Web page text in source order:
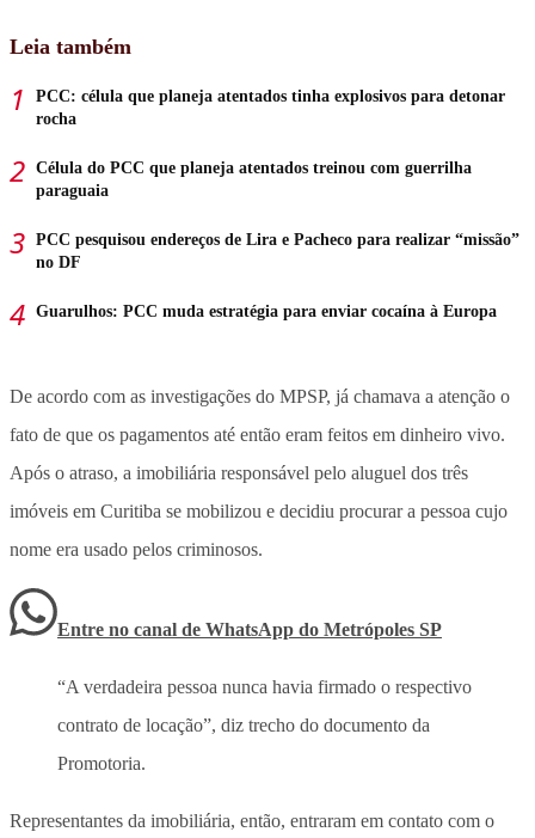
Leia também
PCC: célula que planeja atentados tinha explosivos para detonar
rocha
Célula do PCC que planeja atentados treinou com guerrilha
paraguaia
PCC pesquisou endereços de Lira e Pacheco para realizar “missão”
no DF
Guarulhos: PCC muda estratégia para enviar cocaína à Europa
De acordo com as investigações do MPSP, já chamava a atenção o
fato de que os pagamentos até então eram feitos em dinheiro vivo.
Após o atraso, a imobiliária responsável pelo aluguel dos três
imóveis em Curitiba se mobilizou e decidiu procurar a pessoa cujo
nome era usado pelos criminosos.
Entre no canal de WhatsApp do Metrópoles SP
“A verdadeira pessoa nunca havia firmado o respectivo
contrato de locação”, diz trecho do documento da
Promotoria.
Representantes da imobiliária, então, entraram em contato com o